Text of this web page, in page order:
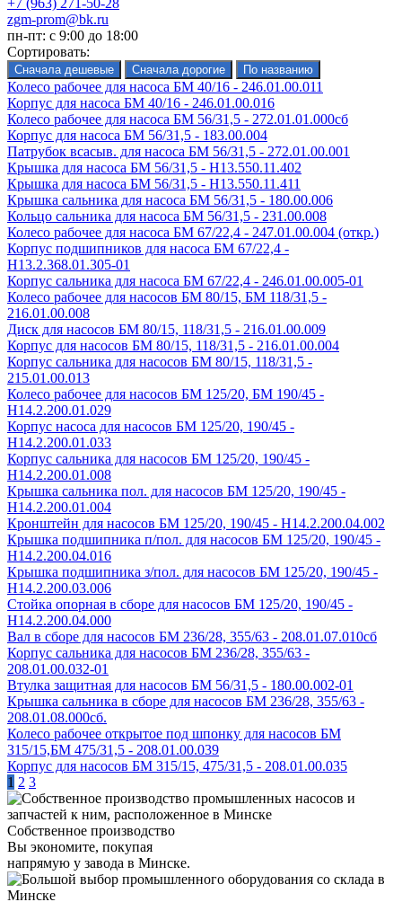
zgm-prom@bk.ru
пн-пт: с 9:00 до 18:00
Сортировать:
Колесо рабочее для насоса БМ 40/16 - 246.01.00.011
Корпус для насоса БМ 40/16 - 246.01.00.016
Колесо рабочее для насоса БМ 56/31,5 - 272.01.01.000сб
Корпус для насоса БМ 56/31,5 - 183.00.004
Патрубок всасыв. для насоса БМ 56/31,5 - 272.01.00.001
Крышка для насоса БМ 56/31,5 - Н13.550.11.402
Крышка для насоса БМ 56/31,5 - Н13.550.11.411
Крышка сальника для насоса БМ 56/31,5 - 180.00.006
Кольцо сальника для насоса БМ 56/31,5 - 231.00.008
Колесо рабочее для насоса БМ 67/22,4 - 247.01.00.004 (откр.)
Корпус подшипников для насоса БМ 67/22,4 -
Н13.2.368.01.305-01
Корпус сальника для насоса БМ 67/22,4 - 246.01.00.005-01
Колесо рабочее для насосов БМ 80/15, БМ 118/31,5 -
216.01.00.008
Диск для насосов БМ 80/15, 118/31,5 - 216.01.00.009
Корпус для насосов БМ 80/15, 118/31,5 - 216.01.00.004
Корпус сальника для насосов БМ 80/15, 118/31,5 -
215.01.00.013
Колесо рабочее для насосов БМ 125/20, БМ 190/45 -
Н14.2.200.01.029
Корпус насоса для насосов БМ 125/20, 190/45 -
Н14.2.200.01.033
Корпус сальника для насосов БМ 125/20, 190/45 -
Н14.2.200.01.008
Крышка сальника пол. для насосов БМ 125/20, 190/45 -
Н14.2.200.01.004
Кронштейн для насосов БМ 125/20, 190/45 - Н14.2.200.04.002
Крышка подшипника п/пол. для насосов БМ 125/20, 190/45 -
Н14.2.200.04.016
Крышка подшипника з/пол. для насосов БМ 125/20, 190/45 -
Н14.2.200.03.006
Стойка опорная в сборе для насосов БМ 125/20, 190/45 -
Н14.2.200.04.000
Вал в сборе для насосов БМ 236/28, 355/63 - 208.01.07.010сб
Корпус сальника для насосов БМ 236/28, 355/63 -
208.01.00.032-01
Втулка защитная для насосов БМ 56/31,5 - 180.00.002-01
Крышка сальника в сборе для насосов БМ 236/28, 355/63 -
208.01.08.000сб.
Колесо рабочее открытое под шпонку для насосов БМ
315/15,БМ 475/31,5 - 208.01.00.039
Корпус для насосов БМ 315/15, 475/31,5 - 208.01.00.035
1 2 3
Собственное производство
Вы экономите, покупая
напрямую у завода в Минске.